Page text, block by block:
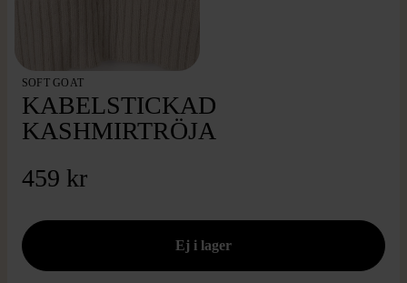
SOFT GOAT
KABELSTICKAD
KASHMIRTRÖJA
459 kr